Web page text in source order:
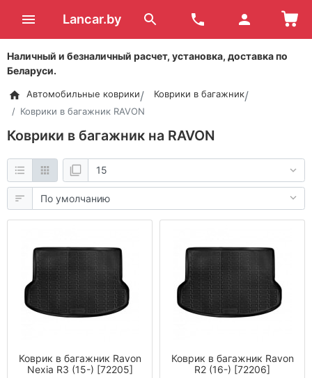
Lancar.by
Наличный и безналичный расчет, установка, доставка по
Беларуси.
Автомобильные коврики
Коврики в багажник
Коврики в багажник RAVON
Коврики в багажник на RAVON
Коврик в багажник Ravon
Nexia R3 (15-) [72205]
Коврик в багажник Ravon
R2 (16-) [72206]